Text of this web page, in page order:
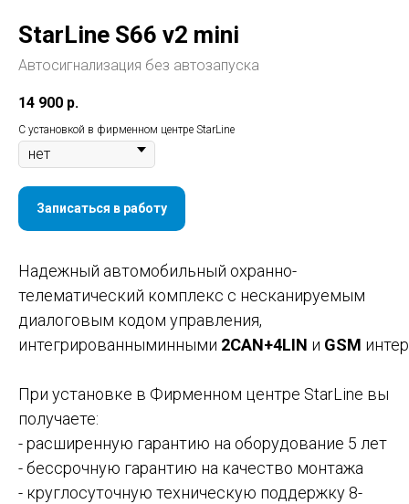
StarLine S66 v2 mini
Автосигнализация без автозапуска
14 900 р.
С установкой в фирменном центре StarLine
Записаться в работу
Надежный автомобильный охранно-
телематический комплекс с несканируемым
диалоговым кодом управления,
интегрированныминными 2CAN+4LIN и GSM
При установке в Фирменном центре StarLine вы
получаете:
- расширенную гарантию на оборудование 5 лет
- бессрочную гарантию на качество монтажа
- круглосуточную техническую поддержку 8-